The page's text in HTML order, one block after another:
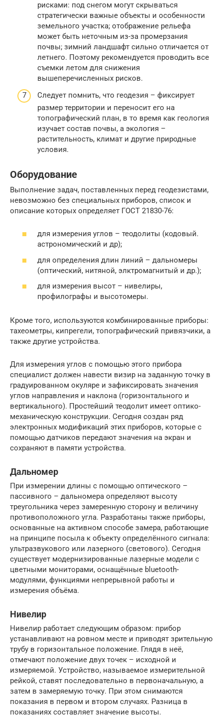
рисками: под снегом могут скрываться
стратегически важные объекты и особенности
земельного участка; отображение рельефа
может быть неточным из-за промерзания
почвы; зимний ландшафт сильно отличается от
летнего. Поэтому рекомендуется проводить все
съемки летом для снижения
вышеперечисленных рисков.
Следует помнить, что геодезия – фиксирует
размер территории и переносит его на
топографический план, в то время как геология
изучает состав почвы, а экология –
растительность, климат и другие природные
условия.
Оборудование
Выполнение задач, поставленных перед геодезистами,
невозможно без специальных приборов, список и
описание которых определяет ГОСТ 21830-76:
для измерения углов – теодолиты (кодовый.
астрономический и др);
для определения длин линий – дальномеры
(оптический, нитяной, элктромагнитый и др.);
для измерения высот – нивелиры,
профилографы и высотомеры.
Кроме того, используются комбинированные приборы:
тахеометры, кипрегели, топографический привязчики, а
также другие устройства.
Для измерения углов с помощью этого прибора
специалист должен навести визир на заданную точку в
градуированном окуляре и зафиксировать значения
углов направления и наклона (горизонтального и
вертикального). Простейший теодолит имеет оптико-
механическую конструкции. Сегодня создан ряд
электронных модификаций этих приборов, которые с
помощью датчиков передают значения на экран и
сохраняют в памяти устройства.
Дальномер
При измерении длины с помощью оптического –
пассивного – дальномера определяют высоту
треугольника через замеренную сторону и величину
противоположного угла. Разработаны также приборы,
основанные на активном способе замера, работающие
на принципе посыла к объекту определённого сигнала:
ультразвукового или лазерного (светового). Сегодня
существует модернизированные лазерные модели с
цветными мониторами, оснащённые bluetooth-
модулями, функциями непрерывной работы и
измерения объёма.
Нивелир
Нивелир работает следующим образом: прибор
устанавливают на ровном месте и приводят зрительную
трубу в горизонтальное положение. Глядя в неё,
отмечают положение двух точек – исходной и
измеряемой. Устройство, называемое измерительной
рейкой, ставят последовательно в первоначальную, а
затем в замеряемую точку. При этом снимаются
показания в первом и втором случаях. Разница в
показаниях составляет значение высоты.